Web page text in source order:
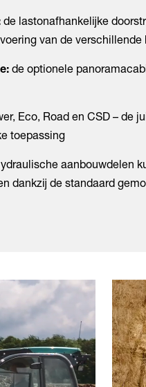
de lastonafhankelijke
van de
de optionele
Eco, Road en CSD – de
toepassing
aanbouwdelen
dankzij de standaard